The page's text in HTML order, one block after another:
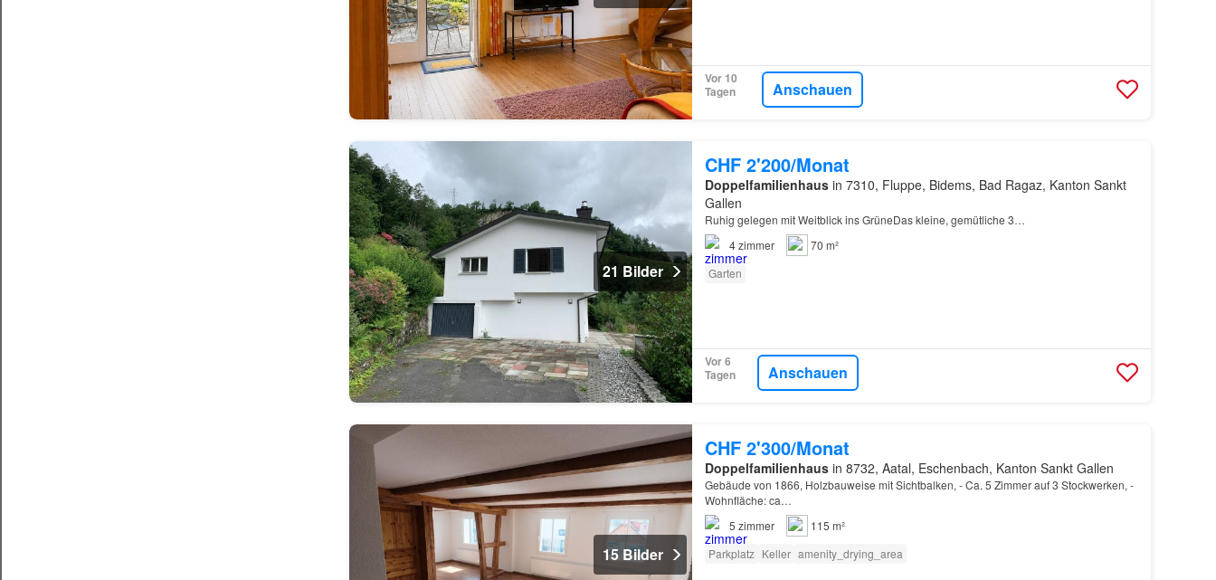
Vor 10
Tagen
Anschauen
21 Bilder
CHF 2'200/Monat
Doppelfamilienhausin 7310, Fluppe, Bidems, Bad Ragaz, Kanton Sankt
Gallen
Ruhig gelegen mit Weitblick ins GrüneDas kleine, gemütliche 3…
4zimmer
70 m²
Garten
Vor 6
Tagen
Anschauen
15 Bilder
CHF 2'300/Monat
Doppelfamilienhausin 8732, Aatal, Eschenbach, Kanton Sankt Gallen
Gebäude von 1866, Holzbauweise mit Sichtbalken, - Ca. 5 Zimmer auf 3 Stockwerken, -
Wohnfläche: ca…
5 zimmer
115 m²
Parkplatz Keller amenity_drying_area